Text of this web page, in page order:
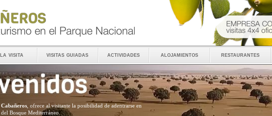
la visita visitas guiadas actividades alojamientos restaurantes
, ofrece al visitante la posibilidad de adentrarse en
Bosque Mediterráneo.